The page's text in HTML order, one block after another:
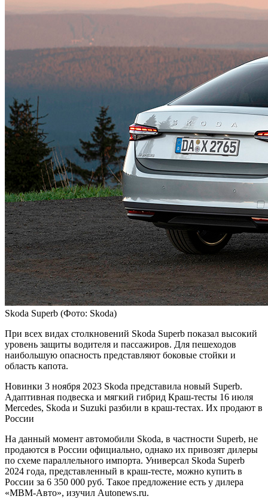
Skoda Superb (Фото: Skoda)
При всех видах столкновений Skoda Superb показал высокий
уровень защиты водителя и пассажиров. Для пешеходов
наибольшую опасность представляют боковые стойки и
область капота.
Новинки 3 ноября 2023 Skoda представила новый Superb.
Адаптивная подвеска и мягкий гибрид Краш-тесты 16 июля
Mercedes, Skoda и Suzuki разбили в краш-тестах. Их продают в
России
На данный момент автомобили Skoda, в частности Superb, не
продаются в России официально, однако их привозят дилеры
по схеме параллельного импорта. Универсал Skoda Superb
2024 года, представленный в краш-тесте, можно купить в
России за 6 350 000 руб. Такое предложение есть у дилера
«МВМ-Авто», изучил Autonews.ru.